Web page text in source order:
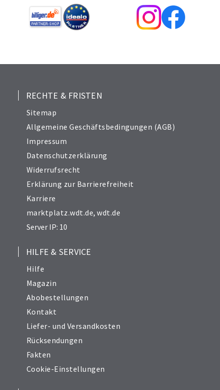
RECHTE & FRISTEN
Sitemap
Allgemeine Geschäftsbedingungen (AGB)
Impressum
Datenschutzerklärung
Widerrufsrecht
Erklärung zur Barrierefreiheit
Karriere
marktplatz.wdt.de,wdt.de
Server IP: 10
HILFE & SERVICE
Hilfe
Magazin
Abobestellungen
Kontakt
Liefer- und Versandkosten
Rücksendungen
Fakten
Cookie-Einstellungen